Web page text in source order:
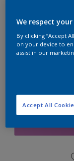
te bestellen.
er hard aan om
We respect
By clicking “Accept
on your device to
assist in our
Accept All